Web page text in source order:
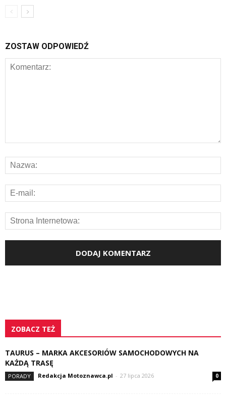
ZOSTAW ODPOWIEDŹ
ZOBACZ TEŻ
TAURUS – MARKA AKCESORIÓW SAMOCHODOWYCH NA
KAŻDĄ TRASĘ
PORADY Redakcja Motoznawca.pl - 27 lipca 2026 0